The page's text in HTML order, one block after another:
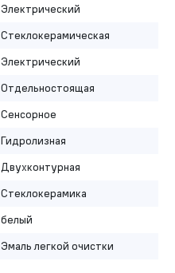
Электрический
Стеклокерамическая
Электрический
Отдельностоящая
Сенсорное
Гидролизная
Двухконтурная
Стеклокерамика
белый
Эмаль легкой очистки